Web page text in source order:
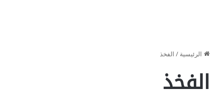
الرئيسية/الفخذ
الفخذ